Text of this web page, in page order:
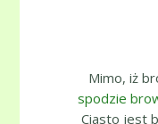
Mimo, iż
spodzie
Ciasto jest